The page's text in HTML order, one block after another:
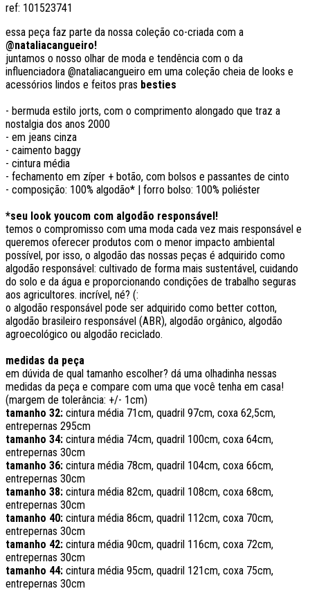
ref: 101523741
essa peça faz parte da nossa coleção co-criada com a
@nataliacangueiro!
juntamos o nosso olhar de moda e tendência com o da
influenciadora @nataliacangueiro em uma coleção cheia de looks e
acessórios lindos e feitos pras besties
- bermuda estilo jorts, com o comprimento alongado que traz a
nostalgia dos anos 2000
- em jeans cinza
- caimento baggy
- cintura média
- fechamento em zíper + botão, com bolsos e passantes de cinto
- composição: 100% algodão* | forro bolso: 100% poliéster
*seu look youcom com algodão responsável!
temos o compromisso com uma moda cada vez mais responsável e
queremos oferecer produtos com o menor impacto ambiental
possível, por isso, o algodão das nossas peças é adquirido como
algodão responsável: cultivado de forma mais sustentável, cuidando
do solo e da água e proporcionando condições de trabalho seguras
aos agricultores. incrível, né? (:
o algodão responsável pode ser adquirido como better cotton,
algodão brasileiro responsável (ABR), algodão orgânico, algodão
agroecológico ou algodão reciclado.
medidas da peça
em dúvida de qual tamanho escolher? dá uma olhadinha nessas
medidas da peça e compare com uma que você tenha em casa!
(margem de tolerância: +/- 1cm)
tamanho 32: cintura média 71cm, quadril 97cm, coxa 62,5cm,
entrepernas 295cm
tamanho 34: cintura média 74cm, quadril 100cm, coxa 64cm,
entrepernas 30cm
tamanho 36: cintura média 78cm, quadril 104cm, coxa 66cm,
entrepernas 30cm
tamanho 38: cintura média 82cm, quadril 108cm, coxa 68cm,
entrepernas 30cm
tamanho 40: cintura média 86cm, quadril 112cm, coxa 70cm,
entrepernas 30cm
tamanho 42: cintura média 90cm, quadril 116cm, coxa 72cm,
entrepernas 30cm
tamanho 44: cintura média 95cm, quadril 121cm, coxa 75cm,
entrepernas 30cm